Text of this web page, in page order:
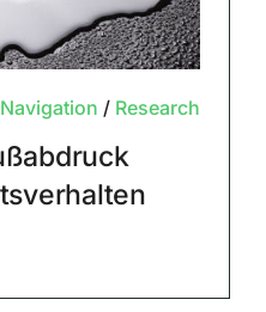
Navigation / Research